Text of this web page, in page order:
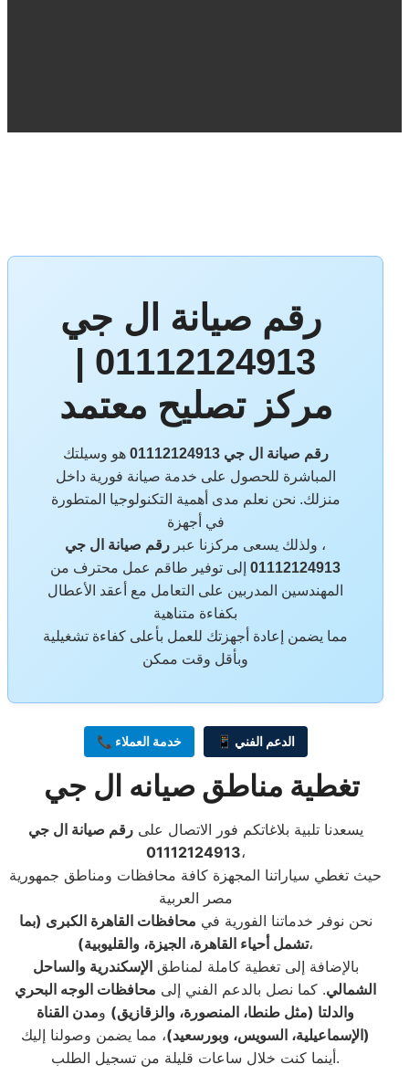
رقم صيانة ال جي
01112124913 |
مركز تصليح معتمد
رقم صيانة ال جي 01112124913
هو وسيلتك
المباشرة للحصول على خدمة صيانة فورية داخل
منزلك. نحن نعلم مدى أهمية التكنولوجيا المتطورة
في أجهزة
، ولذلك يسعى مركزنا عبر رقم صيانة ال جي
01112124913 إلى توفير طاقم عمل محترف من
المهندسين المدربين على التعامل مع أعقد الأعطال
بكفاءة متناهية
مما يضمن إعادة أجهزتك للعمل بأعلى كفاءة تشغيلية
وبأقل وقت ممكن
📞 خدمة العملاء 📱 الدعم الفني
تغطية مناطق صيانه ال جي
يسعدنا تلبية بلاغاتكم فور الاتصال علىرقم صيانة ال جي
01112124913،
حيث تغطي سياراتنا المجهزة كافة محافظات ومناطق جمهورية
مصر العربية
نحن نوفر خدماتنا الفورية في محافظات القاهرة الكبرى (بما
تشمل أحياء القاهرة، الجيزة، والقليوبية)،
بالإضافة إلى تغطية كاملة لمناطقالإسكندرية والساحل
الشمالي. كما نصل بالدعم الفني إلى محافظات الوجه البحري
والدلتا (مثل طنطا، المنصورة، والزقازيق) ومدن القناة
(الإسماعيلية، السويس، وبورسعيد)، مما يضمن وصولنا إليك
أينما كنت خلال ساعات قليلة من تسجيل الطلب.